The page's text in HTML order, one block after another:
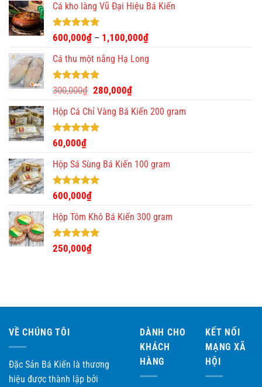
Cá kho làng Vũ Đại Hiệu Bá Kiến
Được xếp
hạng
4.93
5 sao
600,000₫ – 1,100,000₫
Cá thu một nắng Hạ Long
Được xếp
hạng
5.00
5 sao
300,000₫ Giá
là:
300,000₫.
280,000₫Giá
tại
Hộp Cá Chỉ Vàng Bá Kiến 200 gram
Được xếp
hạng
5.00
5 sao
60,000₫
Hộp Sá Sùng Bá Kiến 100 gram
Được xếp
hạng
5.00
5 sao
600,000₫
Hộp Tôm Khô Bá Kiến 300 gram
Được xếp
hạng
5.00
250,000₫
VỀ CHÚNG TÔI
Đặc Sản Bá Kiến là thương
hiệu được thành lập bởi
DÀNH CHO
KHÁCH
HÀNG
KẾT NỐI
MẠNG XÃ
HỘI